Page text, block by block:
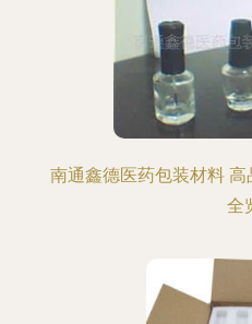
南通鑫德医药包装材料
全